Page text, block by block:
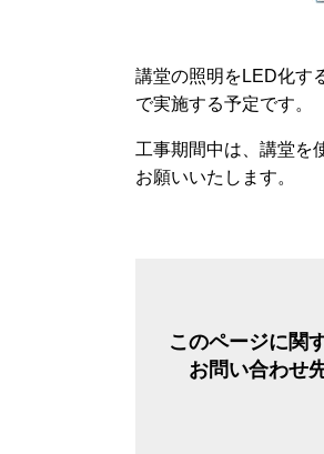
講堂の照明をLED化す
で実施する予定です。
工事期間中は、講堂を
お願いいたします。
このページに関
お問い合わせ